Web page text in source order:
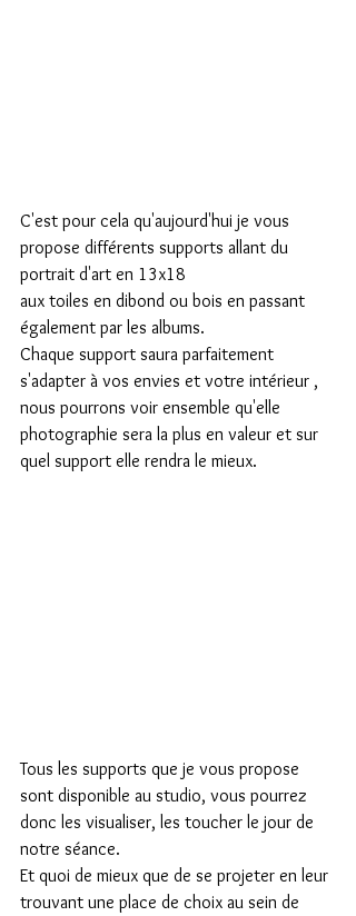
C'est pour cela qu'aujourd'hui je vous
propose différents supports allant du
portrait d'art en 13x18
aux toiles en dibond ou bois en passant
également par les albums.
Chaque support saura parfaitement
s'adapter à vos envies et votre intérieur ,
nous pourrons voir ensemble qu'elle
photographie sera la plus en valeur et sur
quel support elle rendra le mieux.
Tous les supports que je vous propose
sont disponible au studio, vous pourrez
donc les visualiser, les toucher le jour de
notre séance.
Et quoi de mieux que de se projeter en leur
trouvant une place de choix au sein de